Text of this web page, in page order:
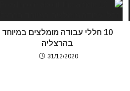
10 חללי עבודה מומלצים במיוחד
בהרצליה
31/12/2020